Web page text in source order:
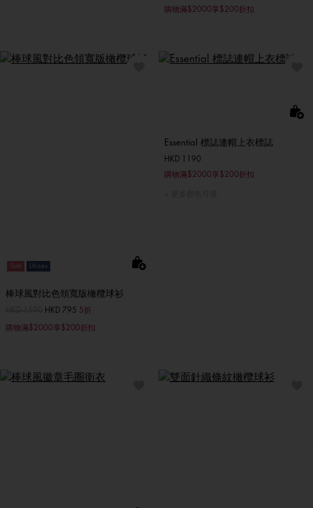
購物滿$2000享$200折扣
Sale Unisex
棒球風對比色領寬版橄欖球衫
至HKD 795 5折
購物滿$2000享$200折扣
Essential 標誌連帽上衣標誌
HKD 1190
購物滿$2000享$200折扣